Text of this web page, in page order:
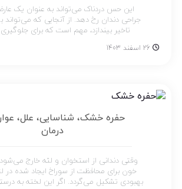
این حس دردناک می‌تواند به عنوان یک
جراحی دندان رخ دهد. از آنجایی که می‌تواند
تاخیر بیندازد، مهم است که برای
26 اسفند 1403
حفره خشک، شناسایی، علل،
درمان
وقتی دندانی از استخوان و لثه خارج
خون برای محافظت از سوراخ ایجاد شده در
بهبودی تشکیل می‌گردد. اگر این لخته به